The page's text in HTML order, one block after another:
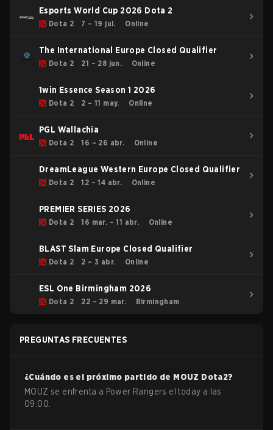
Esports World Cup 2026 Dota 2
Dota 2 7 – 19 jul. Online
The International Europe Closed Qualifier
Dota 2 21 – 28 jun. Online
1win Essence Season 1 2026
Dota 2 2 – 11 may. Online
PGL Wallachia
Dota 2 16 – 26 abr. Online
DreamLeague Western Europe Closed Qualifier
Dota 2 12 – 14 abr. Online
PREMIER SERIES 2026
Dota 2 16 mar. – 11 abr. Online
BLAST Slam Europe Closed Qualifier
Dota 2 2 – 3 abr. Online
ESL One Birmingham 2026
Dota 2 22 – 29 mar. Birmingham
PREGUNTAS FRECUENTES
¿Cuándo es el próximo partido de MOUZ Dota2?
MOUZ se enfrenta a Power Rangers el today a las
09:00.